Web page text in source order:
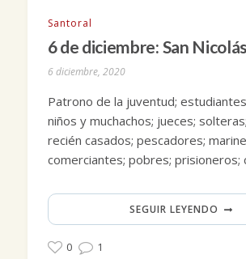
Santoral
6 de diciembre: San
6 diciembre, 2020
Patrono de la juventud;
niños y muchachos; jueces;
recién casados; pescadores;
comerciantes; pobres; prisioneros;
SEGUIR LEYENDO
0 1